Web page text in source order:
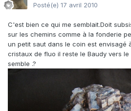
Posté(e) 17 avril 2010
C'est bien ce qui me semblait.Doit
sur les chemins comme à la fonderie
un petit saut dans le coin est envisagé
cristaux de fluo il reste le Baudy vers
semble .?